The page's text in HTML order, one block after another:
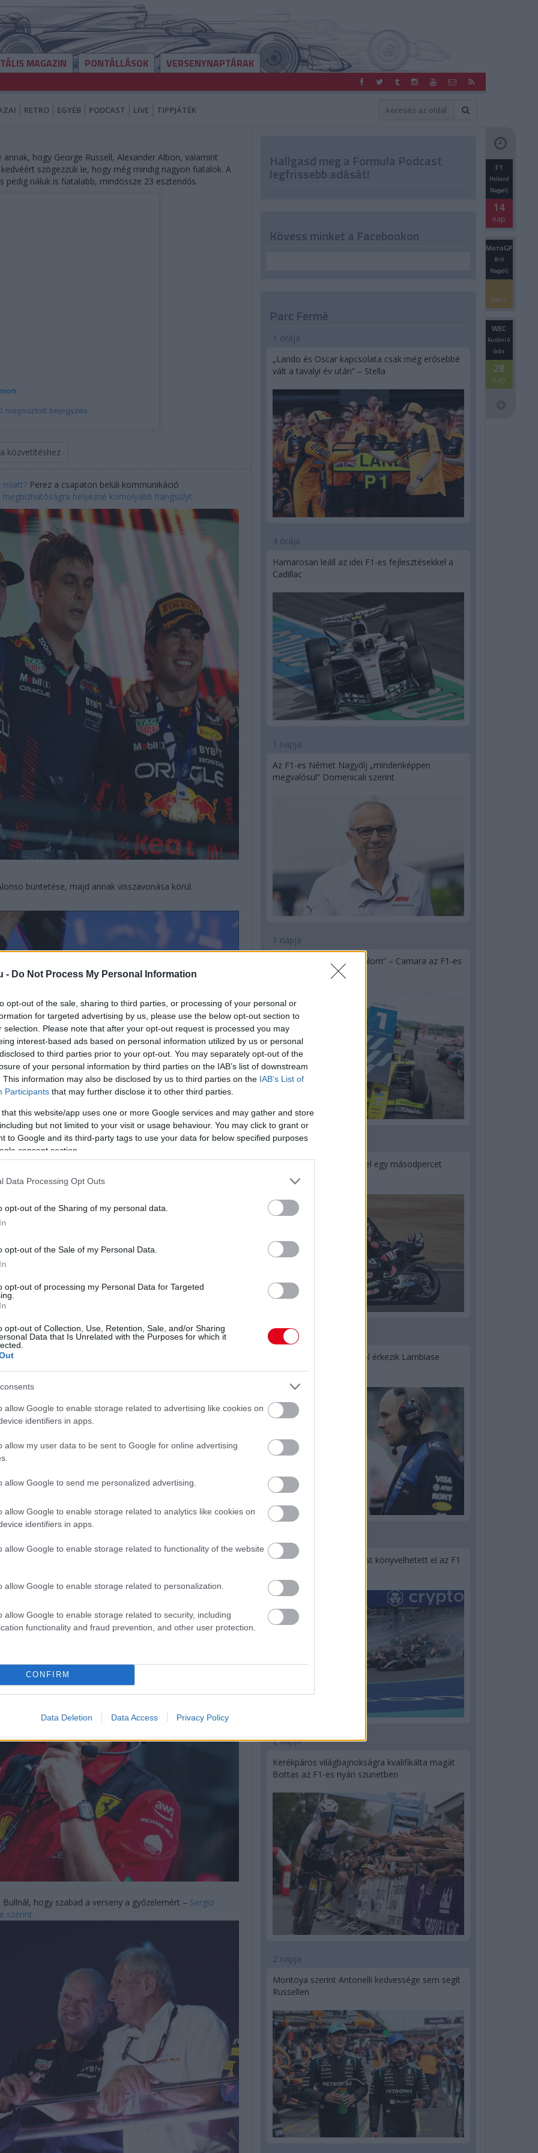
- Do Not Process My Personal Information
opt-out of the sale, sharing to third parties, or processing of your personal or
for targeted advertising by us, please use the below opt-out section to
selection. Please note that after your opt-out request is processed you may
interest-based ads based on personal information utilized by us or personal
to third parties prior to your opt-out. You may separately opt-out of the
of your personal information by third parties on the IAB’s list of downstream
This information may also be disclosed by us to third parties on the IAB’s List of
Participants that may further disclose it to other third parties.
that this website/app uses one or more Google services and may gather and store
but not limited to your visit or usage behaviour. You may click to grant or
to Google and its third-party tags to use your data for below specified purposes
consent section.
Data Processing Opt Outs
opt-out of the Sharing of my personal data.
opt-out of the Sale of my Personal Data.
opt-out of processing my Personal Data for Targeted
opt-out of Collection, Use, Retention, Sale, and/or Sharing
Data that Is Unrelated with the Purposes for which it
allow Google to enable storage related to advertising like cookies on
identifiers in apps.
allow my user data to be sent to Google for online advertising
allow Google to send me personalized advertising.
allow Google to enable storage related to analytics like cookies on
identifiers in apps.
allow Google to enable storage related to functionality of the website
allow Google to enable storage related to personalization.
allow Google to enable storage related to security, including
functionality and fraud prevention, and other user protection.
CONFIRM
Data Deletion Data Access Privacy Policy
MAGAZIN PONTÁLLÁSOK VERSENYNAPTÁRAK
RETRO EGYÉB PODCAST LIVE TIPPJÁTÉK
hogy George Russell, Alexander Albon, valamint
szögezzük le, hogy még mindig nagyon fiatalok. A
náluk is fiatalabb, mindössze 23 esztendős.
megosztott bejegyzés
közvetítéshez
miatt?Perez a csapaton belüli kommunikáció
megbízhatóságra helyezne komolyabb hangsúlyt.
büntetése, majd annak visszavonása körül.
a Ferrari szaúdi versenyét Vasseur.
azt hitték, az Aston Martin és Mercedes szintjén
hogy szabad a verseny a győzelemért – Sergio
szerint.
Hallgasd meg a Formula Podcast
legfrissebb adását! F1
Holland
Nagydíj
14
nap
MotoGP
Brit
Nagydíj
perc
WEC
Austini 6
órás
28
nap
Kövess minket a Facebookon
Parc Fermé
1 órája
„Lando és Oscar kapcsolata csak még erősebbé
vált a tavalyi év után” – Stella
4 órája
Hamarosan leáll az idei F1-es fejlesztésekkel a
Cadillac
1 napja
Az F1-es Német Nagydíj „mindenképpen
megvalósul” Domenicali szerint
1 napja
„Jó látni, hogy közel az álom” – Camara az F1-es
1 napja
MotoGP: Bezzecchi közel egy másodpercet
javított a körrekordon
1 napja
Sajtó: Az Aston Martintól érkezik Lambiase
utódja a Red Bullhoz?
Óriási bevétel-visszaesést könyvelhetett el az F1
2 napja
Kerékpáros világbajnokságra kvalifikálta magát
Bottas az F1-es nyári szünetben
2 napja
Montoya szerint Antonelli kedvessége sem segít
Russellen